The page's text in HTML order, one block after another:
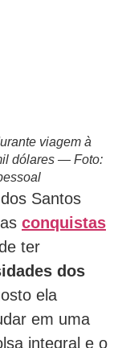
viagem à
dólares — Foto:
Santos
conquistas
ter
dos
ela
em uma
integral e o